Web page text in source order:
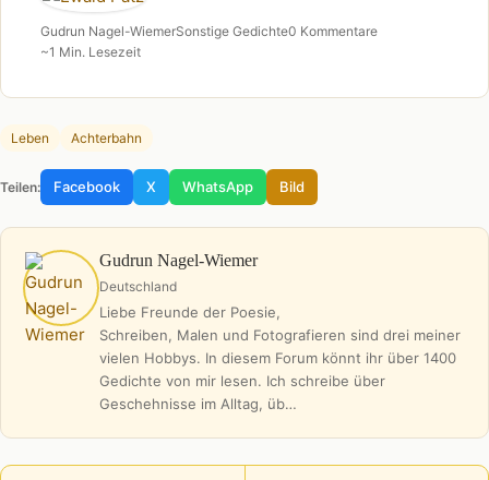
Gudrun Nagel-WiemerSonstige Gedichte0 Kommentare
~1 Min. Lesezeit
Leben Achterbahn
Teilen: Facebook X WhatsApp Bild
Gudrun Nagel-Wiemer
Deutschland
Liebe Freunde der Poesie,
Schreiben, Malen und Fotografieren sind drei meiner
vielen Hobbys. In diesem Forum könnt ihr über 1400
Gedichte von mir lesen. Ich schreibe über
Geschehnisse im Alltag, üb…